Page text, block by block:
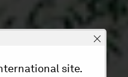
site.